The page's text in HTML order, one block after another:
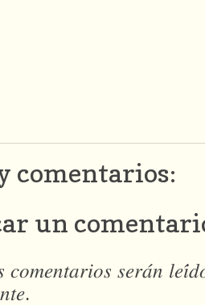
comentarios:
un
𝑐𝑜𝑚𝑒𝑛𝑡𝑎𝑟𝑖𝑜𝑠 𝑠𝑒𝑟𝑎́𝑛